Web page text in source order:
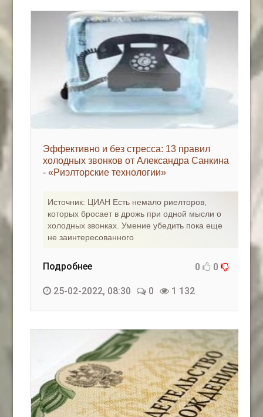
Эффективно и без стресса: 13 правил
холодных звонков от Александра Санкина
- «Риэлторские технологии»
Источник: ЦИАН Есть немало риелторов,
которых бросает в дрожь при одной мысли о
холодных звонках. Умение убедить пока еще
не заинтересованного
Подробнее 0 0
25-02-2022, 08:30 0 1 132